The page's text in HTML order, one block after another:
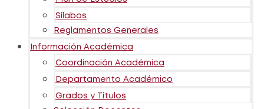
Sílabos
Reglamentos Generales
Información Académica
Coordinación Académica
Departamento Académico
Grados y Títulos